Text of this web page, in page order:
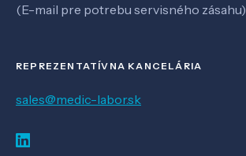
(E-mail pre potrebu servisného zásahu)
REPREZENTATÍVNA KANCELÁRIA
sales@medic-labor.sk